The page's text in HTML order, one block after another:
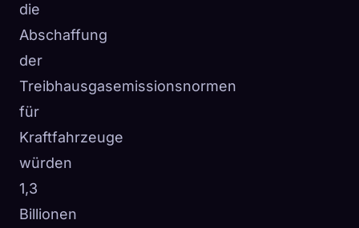
die
Abschaffung
der
Treibhausgasemissionsnormen
für
Kraftfahrzeuge
würden
1,3
Billionen